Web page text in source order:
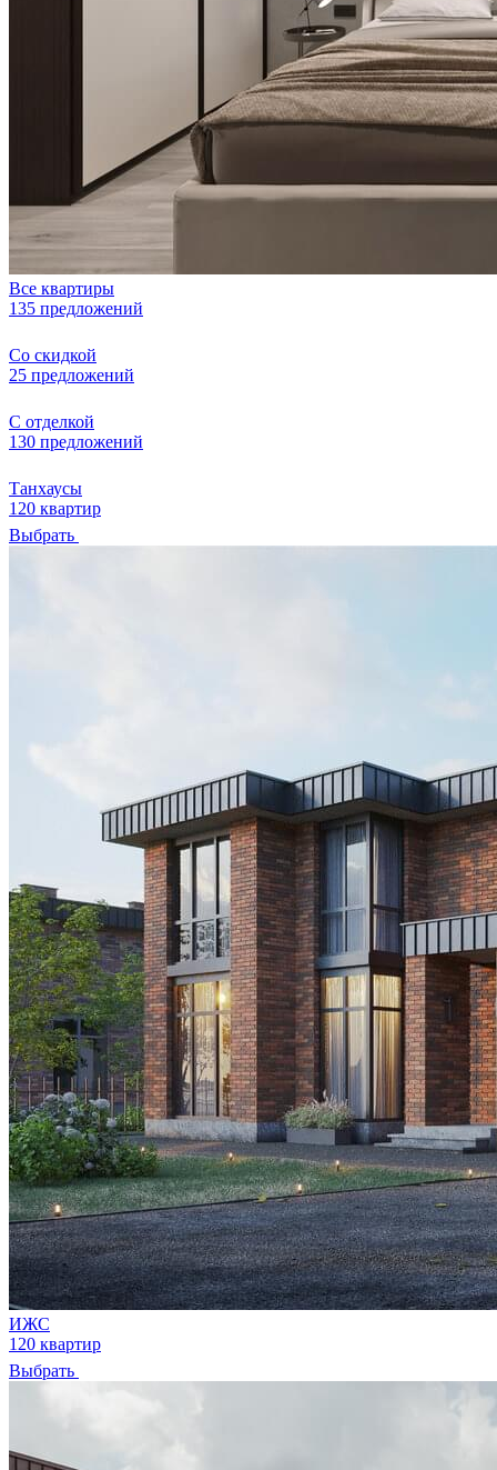
Все квартиры
135 предложений
Со скидкой
25 предложений
С отделкой
130 предложений
Танхаусы
120 квартир
Выбрать
ИЖС
120 квартир
Выбрать